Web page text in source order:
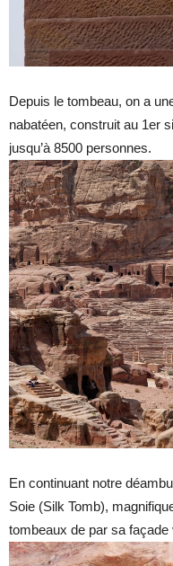
Depuis le tombeau, on a
nabatéen, construit au 1er
jusqu’à 8500 personnes.
En continuant notre
Soie (Silk Tomb),
tombeaux de par sa